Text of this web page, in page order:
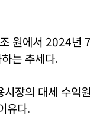
원에서 2024년
는 추세다.
장의 대세 수익
유다.